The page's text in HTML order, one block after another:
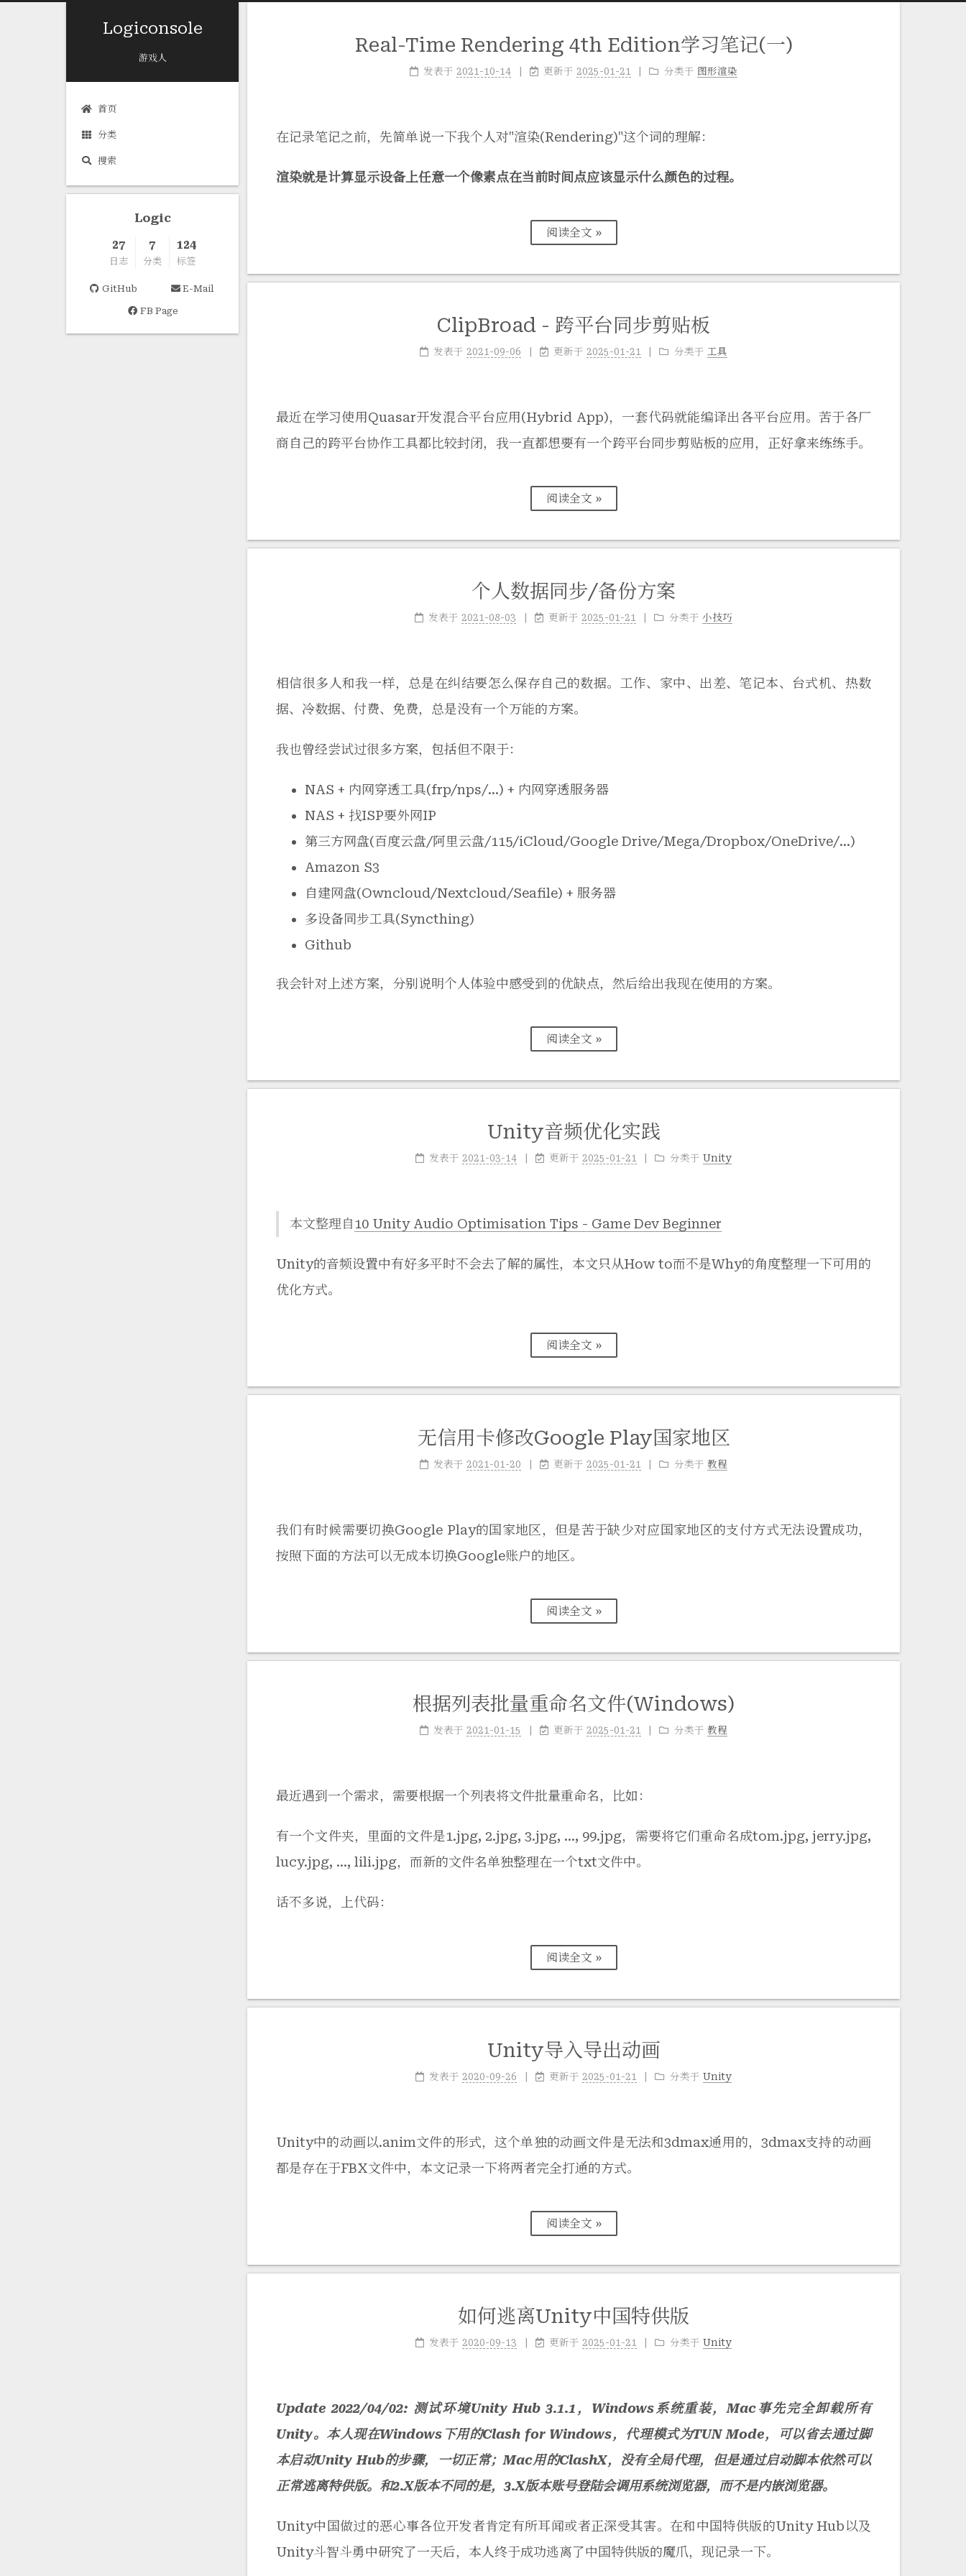
Logiconsole
游戏人
首页
分类
搜索
Real-Time Rendering 4th Edition学习笔记(一)
发表于 2021-10-14 更新于 2025-01-21 分类于 图形渲染
在记录笔记之前，先简单说一下我个人对"渲染(Rendering)"这个词的理解：
渲染就是计算显示设备上任意一个像素点在当前时间点应该显示什么颜色的过程。
阅读全文 »
ClipBroad - 跨平台同步剪贴板
发表于 2021-09-06 更新于 2025-01-21 分类于 工具
最近在学习使用Quasar开发混合平台应用(Hybrid App)，一套代码就能编译出各平台应用。苦于各厂
商自己的跨平台协作工具都比较封闭，我一直都想要有一个跨平台同步剪贴板的应用，正好拿来练练手。
阅读全文 »
个人数据同步/备份方案
发表于 2021-08-03 更新于 2025-01-21 分类于 小技巧
相信很多人和我一样，总是在纠结要怎么保存自己的数据。工作、家中、出差、笔记本、台式机、热数
据、冷数据、付费、免费，总是没有一个万能的方案。
我也曾经尝试过很多方案，包括但不限于：
NAS + 内网穿透工具(frp/nps/…) + 内网穿透服务器
NAS + 找ISP要外网IP
第三方网盘(百度云盘/阿里云盘/115/iCloud/Google Drive/Mega/Dropbox/OneDrive/…)
Amazon S3
自建网盘(Owncloud/Nextcloud/Seafile) + 服务器
多设备同步工具(Syncthing)
Github
我会针对上述方案，分别说明个人体验中感受到的优缺点，然后给出我现在使用的方案。
阅读全文 »
Unity音频优化实践
发表于 2021-03-14 更新于 2025-01-21 分类于 Unity
本文整理自10 Unity Audio Optimisation Tips - Game Dev Beginner
Unity的音频设置中有好多平时不会去了解的属性，本文只从How to而不是Why的角度整理一下可用的
优化方式。
阅读全文 »
无信用卡修改Google Play国家地区
发表于 2021-01-20 更新于 2025-01-21 分类于 教程
我们有时候需要切换Google Play的国家地区，但是苦于缺少对应国家地区的支付方式无法设置成功，
按照下面的方法可以无成本切换Google账户的地区。
阅读全文 »
根据列表批量重命名文件(Windows)
发表于 2021-01-15 更新于 2025-01-21 分类于 教程
最近遇到一个需求，需要根据一个列表将文件批量重命名，比如：
有一个文件夹，里面的文件是1.jpg, 2.jpg, 3.jpg, …, 99.jpg，需要将它们重命名成tom.jpg, jerry.jpg,
lucy.jpg, …, lili.jpg，而新的文件名单独整理在一个txt文件中。
话不多说，上代码：
阅读全文 »
Unity导入导出动画
发表于 2020-09-26 更新于 2025-01-21 分类于 Unity
Unity中的动画以.anim文件的形式，这个单独的动画文件是无法和3dmax通用的，3dmax支持的动画
都是存在于FBX文件中，本文记录一下将两者完全打通的方式。
阅读全文 »
如何逃离Unity中国特供版
发表于 2020-09-13 更新于 2025-01-21 分类于 Unity
Update 2022/04/02: 测试环境Unity Hub 3.1.1，Windows系统重装，Mac事先完全卸载所有
Unity。本人现在Windows下用的Clash for Windows，代理模式为TUN Mode，可以省去通过脚
本启动Unity Hub的步骤，一切正常；Mac用的ClashX，没有全局代理，但是通过启动脚本依然可以
正常逃离特供版。和2.X版本不同的是，3.X版本账号登陆会调用系统浏览器，而不是内嵌浏览器。
Unity中国做过的恶心事各位开发者肯定有所耳闻或者正深受其害。在和中国特供版的Unity Hub以及
Unity斗智斗勇中研究了一天后，本人终于成功逃离了中国特供版的魔爪，现记录一下。
Logic
27
日志
7
分类
124
标签
GitHub E-Mail
FB Page